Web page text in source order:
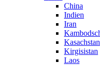
China
Indien
Iran
Kasachstan
Kirgisistan
Laos